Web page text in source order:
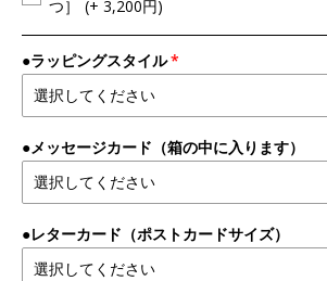
つ］
(+ 3,200円)
●ラッピングスタイル
●メッセージカード（箱の中に入ります）
●レターカード（ポストカードサイズ）